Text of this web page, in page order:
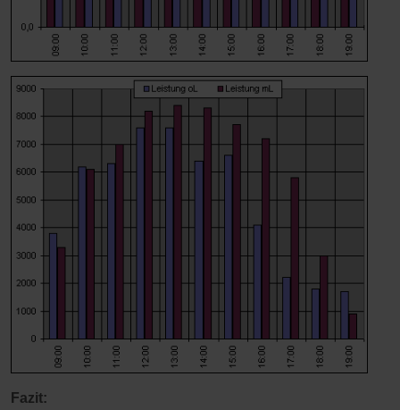
Fazit: